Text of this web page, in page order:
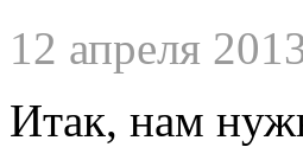
12 апреля
Итак, нам